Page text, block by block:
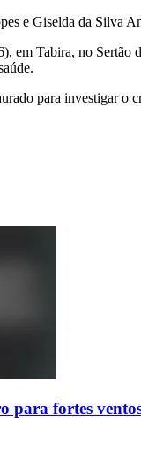
e Giselda da Silva
em Tabira, no Sertão
para investigar o
para fortes